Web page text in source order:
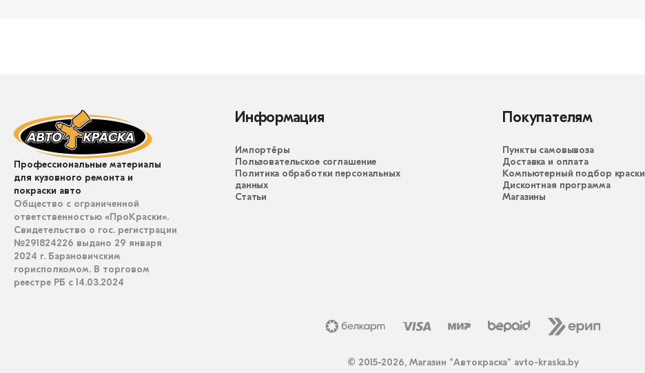
Профессиональные материалы
для кузовного ремонта и
покраски авто
Общество с ограниченной
ответственностью «ПроКраски».
Свидетельство о гос. регистрации
№291824226 выдано 29 января
2024 г. Барановичским
горисполкомом. В торговом
реестре РБ с 14.03.2024
Информация
Импортёры
Пользовательское соглашение
Политика обработки персональных
данных
Статьи
Покупателям
Пункты самовывоза
Доставка и оплата
Компьютерный подбор краски
Дисконтная программа
Магазины
© 2015-2026, Магазин “Автокраска” avto-kraska.by